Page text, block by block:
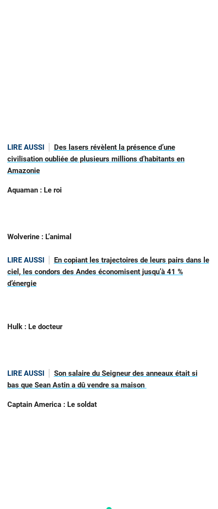
LIRE AUSSI
Des lasers révèlent la présence d’une
civilisation oubliée de plusieurs millions d’habitants en
Amazonie
Aquaman : Le roi
Wolverine : L’animal
LIRE AUSSI
En copiant les trajectoires de leurs pairs dans le
ciel, les condors des Andes économisent jusqu’à 41 %
d’énergie
Hulk : Le docteur
LIRE AUSSI
Son salaire du Seigneur des anneaux était si
bas que Sean Astin a dû vendre sa maison
Captain America : Le soldat